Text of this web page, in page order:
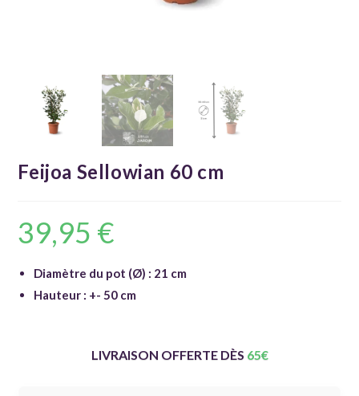
Feijoa Sellowian 60 cm
39,95 €
Diamètre du pot (Ø) : 21 cm
Hauteur : +- 50 cm
LIVRAISON OFFERTE DÈS 65€